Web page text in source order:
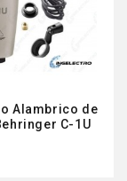
Alambrico de
C-1U